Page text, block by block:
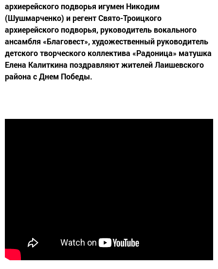
архиерейского подворья игумен Никодим
(Шушмарченко) и регент Свято-Троицкого
архиерейского подворья, руководитель вокального
ансамбля «Благовест», художественный руководитель
детского творческого коллектива «Радоница» матушка
Елена Калиткина поздравляют жителей Лаишевского
района с Днем Победы.